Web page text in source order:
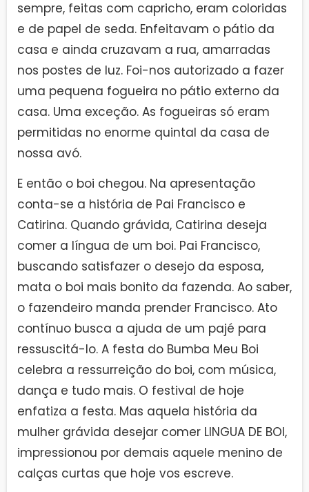
sempre, feitas com capricho, eram coloridas
e de papel de seda. Enfeitavam o pátio da
casa e ainda cruzavam a rua, amarradas
nos postes de luz. Foi-nos autorizado a fazer
uma pequena fogueira no pátio externo da
casa. Uma exceção. As fogueiras só eram
permitidas no enorme quintal da casa de
nossa avó.
E então o boi chegou. Na apresentação
conta-se a história de Pai Francisco e
Catirina. Quando grávida, Catirina deseja
comer a língua de um boi. Pai Francisco,
buscando satisfazer o desejo da esposa,
mata o boi mais bonito da fazenda. Ao saber,
o fazendeiro manda prender Francisco. Ato
contínuo busca a ajuda de um pajé para
ressuscitá-lo. A festa do Bumba Meu Boi
celebra a ressurreição do boi, com música,
dança e tudo mais. O festival de hoje
enfatiza a festa. Mas aquela história da
mulher grávida desejar comer LINGUA DE BOI,
impressionou por demais aquele menino de
calças curtas que hoje vos escreve.